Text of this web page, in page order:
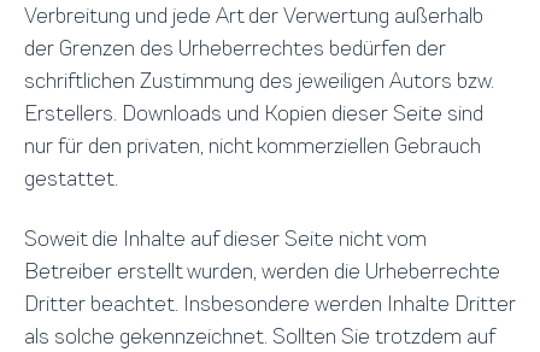
Verbreitung und jede Art der Verwertung außerhalb
der Grenzen des Urheberrechtes bedürfen der
schriftlichen Zustimmung des jeweiligen Autors bzw.
Erstellers. Downloads und Kopien dieser Seite sind
nur für den privaten, nicht kommerziellen Gebrauch
gestattet.
Soweit die Inhalte auf dieser Seite nicht vom
Betreiber erstellt wurden, werden die Urheberrechte
Dritter beachtet. Insbesondere werden Inhalte Dritter
als solche gekennzeichnet. Sollten Sie trotzdem auf